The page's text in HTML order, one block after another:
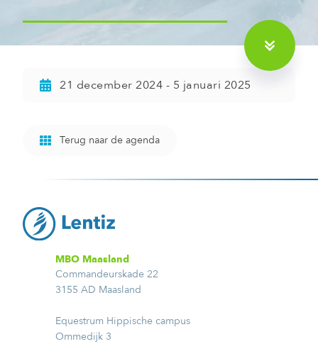
21 december 2024 - 5 januari 2025
Terug naar de agenda
MBO Maasland
Commandeurskade 22
3155 AD Maasland
Equestrum Hippische campus
Ommedijk 3